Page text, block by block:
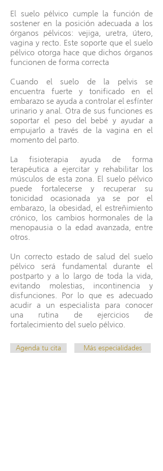
El suelo pélvico cumple la función de
sostener en la posición adecuada a los
órganos pélvicos: vejiga, uretra, útero,
vagina y recto. Este soporte que el suelo
pélvico otorga hace que dichos órganos
funcionen de forma correcta
Cuando el suelo de la pelvis se
encuentra fuerte y tonificado en el
embarazo se ayuda a controlar el esfínter
urinario y anal. Otra de sus funciones es
soportar el peso del bebé y ayudar a
empujarlo a través de la vagina en el
momento del parto.
La fisioterapia ayuda de forma
terapéutica a ejercitar y rehabilitar los
músculos de esta zona. El suelo pélvico
puede fortalecerse y recuperar su
tonicidad ocasionada ya se por el
embarazo, la obesidad, el estreñimiento
crónico, los cambios hormonales de la
menopausia o la edad avanzada, entre
otros.
Un correcto estado de salud del suelo
pélvico será fundamental durante el
postparto y a lo largo de toda la vida,
evitando molestias, incontinencia y
disfunciones. Por lo que es adecuado
acudir a un especialista para conocer
una rutina de ejercicios de
fortalecimiento del suelo pélvico.
Agenda tu cita Más especialidades